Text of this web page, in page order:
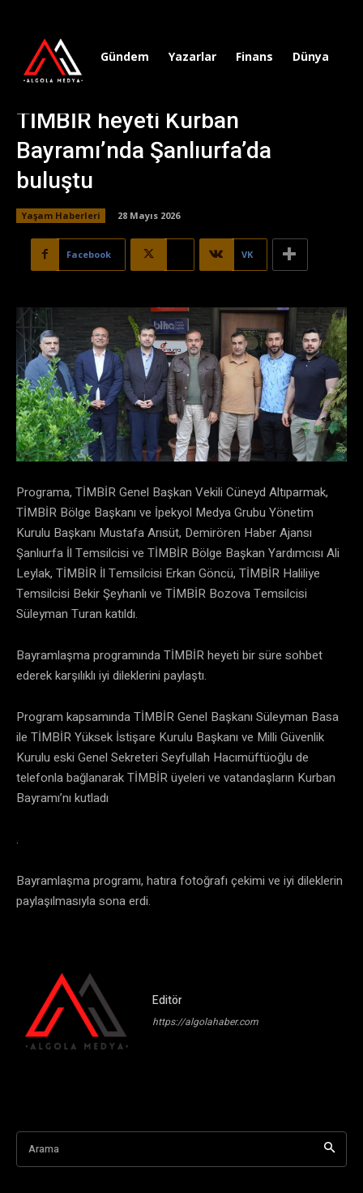
Gündem Yazarlar Finans Dünya
TİMBİR heyeti Kurban
Bayramı’nda Şanlıurfa’da
buluştu
Yaşam Haberleri 28 Mayıs 2026
Facebook VK
Programa, TİMBİR Genel Başkan Vekili Cüneyd Altıparmak,
TİMBİR Bölge Başkanı ve İpekyol Medya Grubu Yönetim
Kurulu Başkanı Mustafa Arısüt, Demirören Haber Ajansı
Şanlıurfa İl Temsilcisi ve TİMBİR Bölge Başkan Yardımcısı Ali
Leylak, TİMBİR İl Temsilcisi Erkan Göncü, TİMBİR Haliliye
Temsilcisi Bekir Şeyhanlı ve TİMBİR Bozova Temsilcisi
Süleyman Turan katıldı.
Bayramlaşma programında TİMBİR heyeti bir süre sohbet
ederek karşılıklı iyi dileklerini paylaştı.
Program kapsamında TİMBİR Genel Başkanı Süleyman Basa
ile TİMBİR Yüksek İstişare Kurulu Başkanı ve Milli Güvenlik
Kurulu eski Genel Sekreteri Seyfullah Hacımüftüoğlu de
telefonla bağlanarak TİMBİR üyeleri ve vatandaşların Kurban
Bayramı’nı kutladı
.
Bayramlaşma programı, hatıra fotoğrafı çekimi ve iyi dileklerin
paylaşılmasıyla sona erdi.
Editör
https://algolahaber.com
Arama